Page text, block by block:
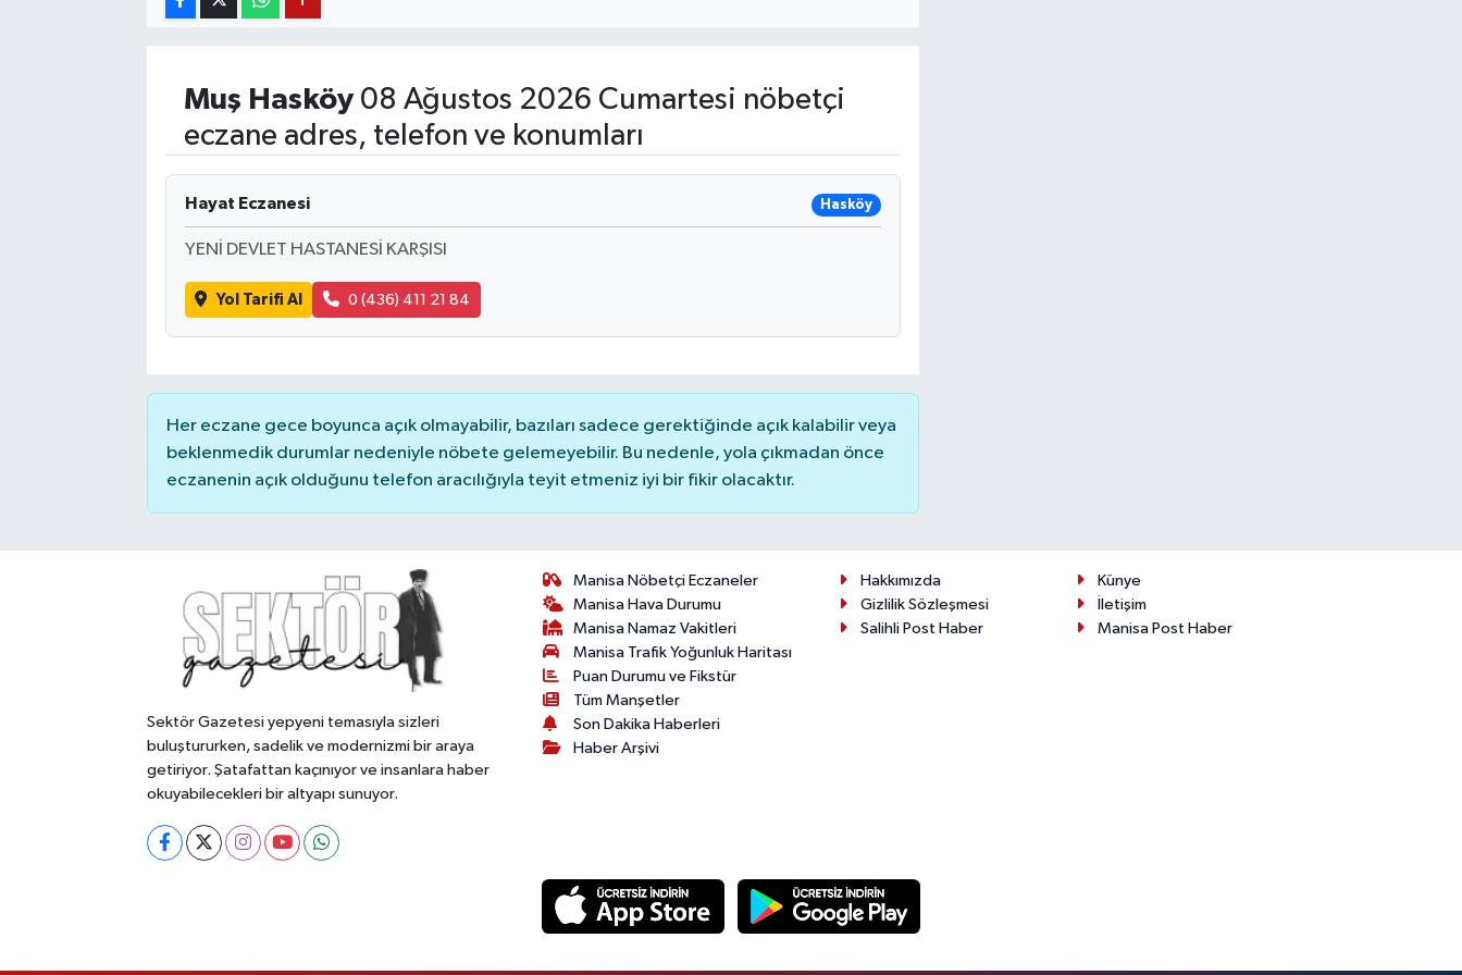
Muş Hasköy08 Ağustos 2026 Cumartesi nöbetçi
eczane adres, telefon ve konumları
Hayat Eczanesi Hasköy
YENİ DEVLET HASTANESİ KARŞISI
Yol Tarifi Al 0 (436) 411 21 84
Her eczane gece boyunca açık olmayabilir, bazıları sadece gerektiğinde açık kalabilir veya
beklenmedik durumlar nedeniyle nöbete gelemeyebilir. Bu nedenle, yola çıkmadan önce
eczanenin açık olduğunu telefon aracılığıyla teyit etmeniz iyi bir fikir olacaktır.
Sektör Gazetesi yepyeni temasıyla sizleri
buluştururken, sadelik ve modernizmi bir araya
getiriyor. Şatafattan kaçınıyor ve insanlara haber
okuyabilecekleri bir altyapı sunuyor.
Manisa Nöbetçi Eczaneler
Manisa Hava Durumu
Manisa Namaz Vakitleri
Manisa Trafik Yoğunluk Haritası
Puan Durumu ve Fikstür
Tüm Manşetler
Son Dakika Haberleri
Haber Arşivi
Hakkımızda
Künye
Gizlilik Sözleşmesi
İletişim
Salihli Post Haber
Manisa Post Haber
TÜRKİYE'DE TREND HABERLER
ÖZEL HABER